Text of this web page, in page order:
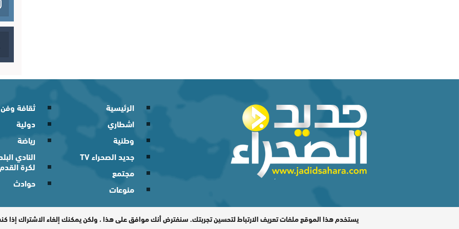
الرئيسية
اشطاري
وطنية
جديد الصحراء TV
مجتمع
منوعات
ثقافة وفن
دولية
رياضة
النادي
لكرة القدم
حوادث
المدير المسؤول : اشكيريد مصطفى / جميع الحقوق محفوظة © 2026
يستخدم هذا الموقع ملفات تعريف الارتباط لتحسين تجربتك. سنفترض أنك موافق على هذا ، ولكن يمكنك إلغاء الاشتراك